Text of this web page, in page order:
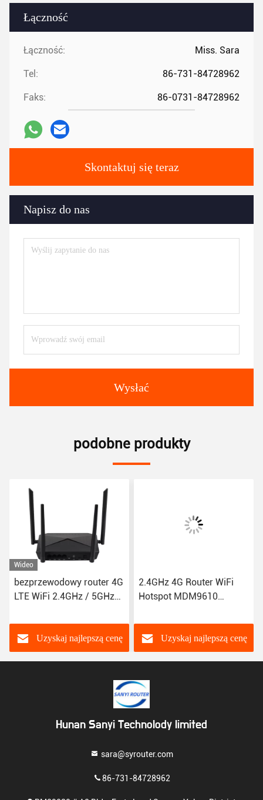
Łączność
Łączność: Miss. Sara
Tel: 86-731-84728962
Faks: 86-0731-84728962
Skontaktuj się teraz
Napisz do nas
Wysłać
podobne produkty
Wideo
bezprzewodowy router 4G
LTE WiFi 2.4GHz / 5GHz
Kompatybilny z 2G / 3G /
4G
Uzyskaj najlepszą cenę
2.4GHz 4G Router WiFi
Hotspot MDM9610
EDGE UMTS FDD-LTE
Uzyskaj najlepszą cenę
Hunan Sanyi Technolody limited
sara@syrouter.com
86-731-84728962